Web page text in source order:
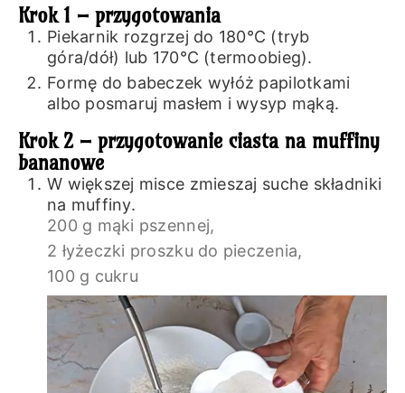
Krok 1 – przygotowania
Piekarnik rozgrzej do 180℃ (tryb
góra/dół) lub 170℃ (termoobieg).
Formę do babeczek wyłóż papilotkami
albo posmaruj masłem i wysyp mąką.
Krok 2 – przygotowanie ciasta na muffiny
bananowe
W większej misce zmieszaj suche składniki
na muffiny.
200 g mąki pszennej,
2 łyżeczki proszku do pieczenia,
100 g cukru